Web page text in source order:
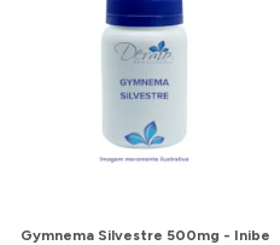
Gymnema Silvestre 500mg - Inibe